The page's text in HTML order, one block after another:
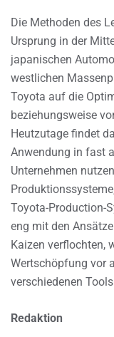
Die Methoden des
Ursprung in der
japanischen
westlichen
Toyota auf die
beziehungsweise
Heutzutage findet
Anwendung in fast
Unternehmen
Toyota-Production-
eng mit den
Kaizen verflochten,
Wertschöpfung vor
verschiedenen
Redaktion